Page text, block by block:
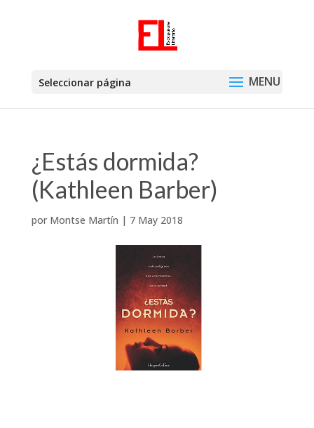
Seleccionar página
¿Estás dormida?
(Kathleen Barber)
por Montse Martín | 7 May 2018